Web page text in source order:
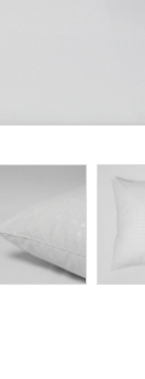
и отелей
белья